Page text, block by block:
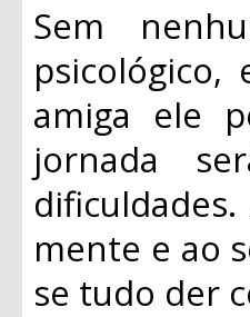
Sem
amiga ele
jornada
mente e ao
se tudo der